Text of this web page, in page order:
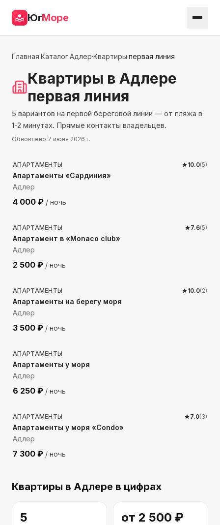
ЮгМоре
Главная·Каталог·Адлер·Квартиры·первая линия
Квартиры в Адлере
первая линия
5 вариантов на первой береговой линии — от пляжа в
1-2 минутах. Прямые контакты владельцев.
Обновлено 7 июня 2026 г.
40м до моря
АПАРТАМЕНТЫ 10.0(5)
Апартаменты «Сардиния»
Адлер
4 000 ₽ / ночь
99 м до моря
АПАРТАМЕНТЫ 7.6(5)
Апартамент в «Monaco club»
Адлер
2 500 ₽ / ночь
49 м до моря
АПАРТАМЕНТЫ 10.0(2)
Апартаменты на берегу моря
Адлер
3 500 ₽ / ночь
47 м до моря
АПАРТАМЕНТЫ
Апартаменты у моря
Адлер
6 250 ₽ / ночь
47 м до моря
АПАРТАМЕНТЫ 7.0(3)
Апартаменты у моря «Condo»
Адлер
7 300 ₽ / ночь
Квартиры в Адлере в цифрах
5 от 2 500 ₽